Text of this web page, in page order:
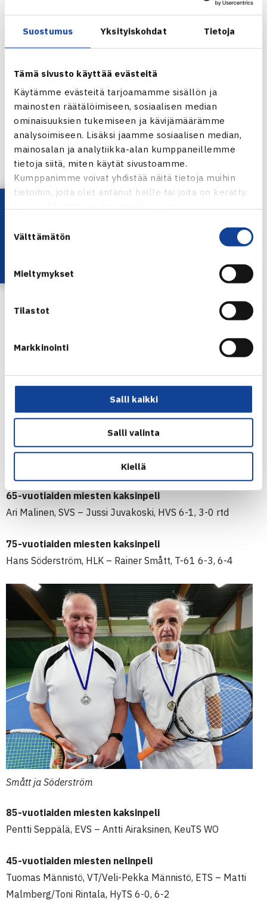
Suostumus Yksityiskohdat Tietoja
Tämä sivusto käyttää evästeitä
Käytämme evästeitä tarjoamamme sisällön ja
mainosten räätälöimiseen, sosiaalisen median
ominaisuuksien tukemiseen ja kävijämäärämme
analysoimiseen. Lisäksi jaamme sosiaalisen median,
mainosalan ja analytiikka-alan kumppaneillemme
tietoja siitä, miten käytät sivustoamme.
Kumppanimme voivat yhdistää näitä tietoja muihin
tietoihin, joita olet antanut heille tai joita on kerätty,
valinta
Välttämätön
Mieltymykset
Tilastot
Markkinointi
Salli kaikki
Salli valinta
Kiellä
Blomqvist/Pihko ja Laurila/Sahlman
Miehet
35-vuotiaiden miesten kaksinpeli
Jani Jankkila, TCT – Jussi Hirvonen, HyTS 6-1, 6-0
45-vuotiaiden miesten kaksinpeli
Toni Rintala, HyTS – Tommy Ahlgren, Smash 6-4, 6-3
55-vuotiaiden miesten kaksinpeli
Antti Palviainen, KarTe – Seppo Hänninen, RoVS 6-2, 6-2
65-vuotiaiden miesten kaksinpeli
Ari Malinen, SVS – Jussi Juvakoski, HVS 6-1, 3-0 rtd
75-vuotiaiden miesten kaksinpeli
Hans Söderström, HLK – Rainer Smått, T-61 6-3, 6-4
Smått ja Söderström
85-vuotiaiden miesten kaksinpeli
Pentti Seppälä, EVS – Antti Airaksinen, KeuTS WO
45-vuotiaiden miesten nelinpeli
Tuomas Männistö, VT/Veli-Pekka Männistö, ETS – Matti
Malmberg/Toni Rintala, HyTS 6-0, 6-2
Lataa OmaTennis!